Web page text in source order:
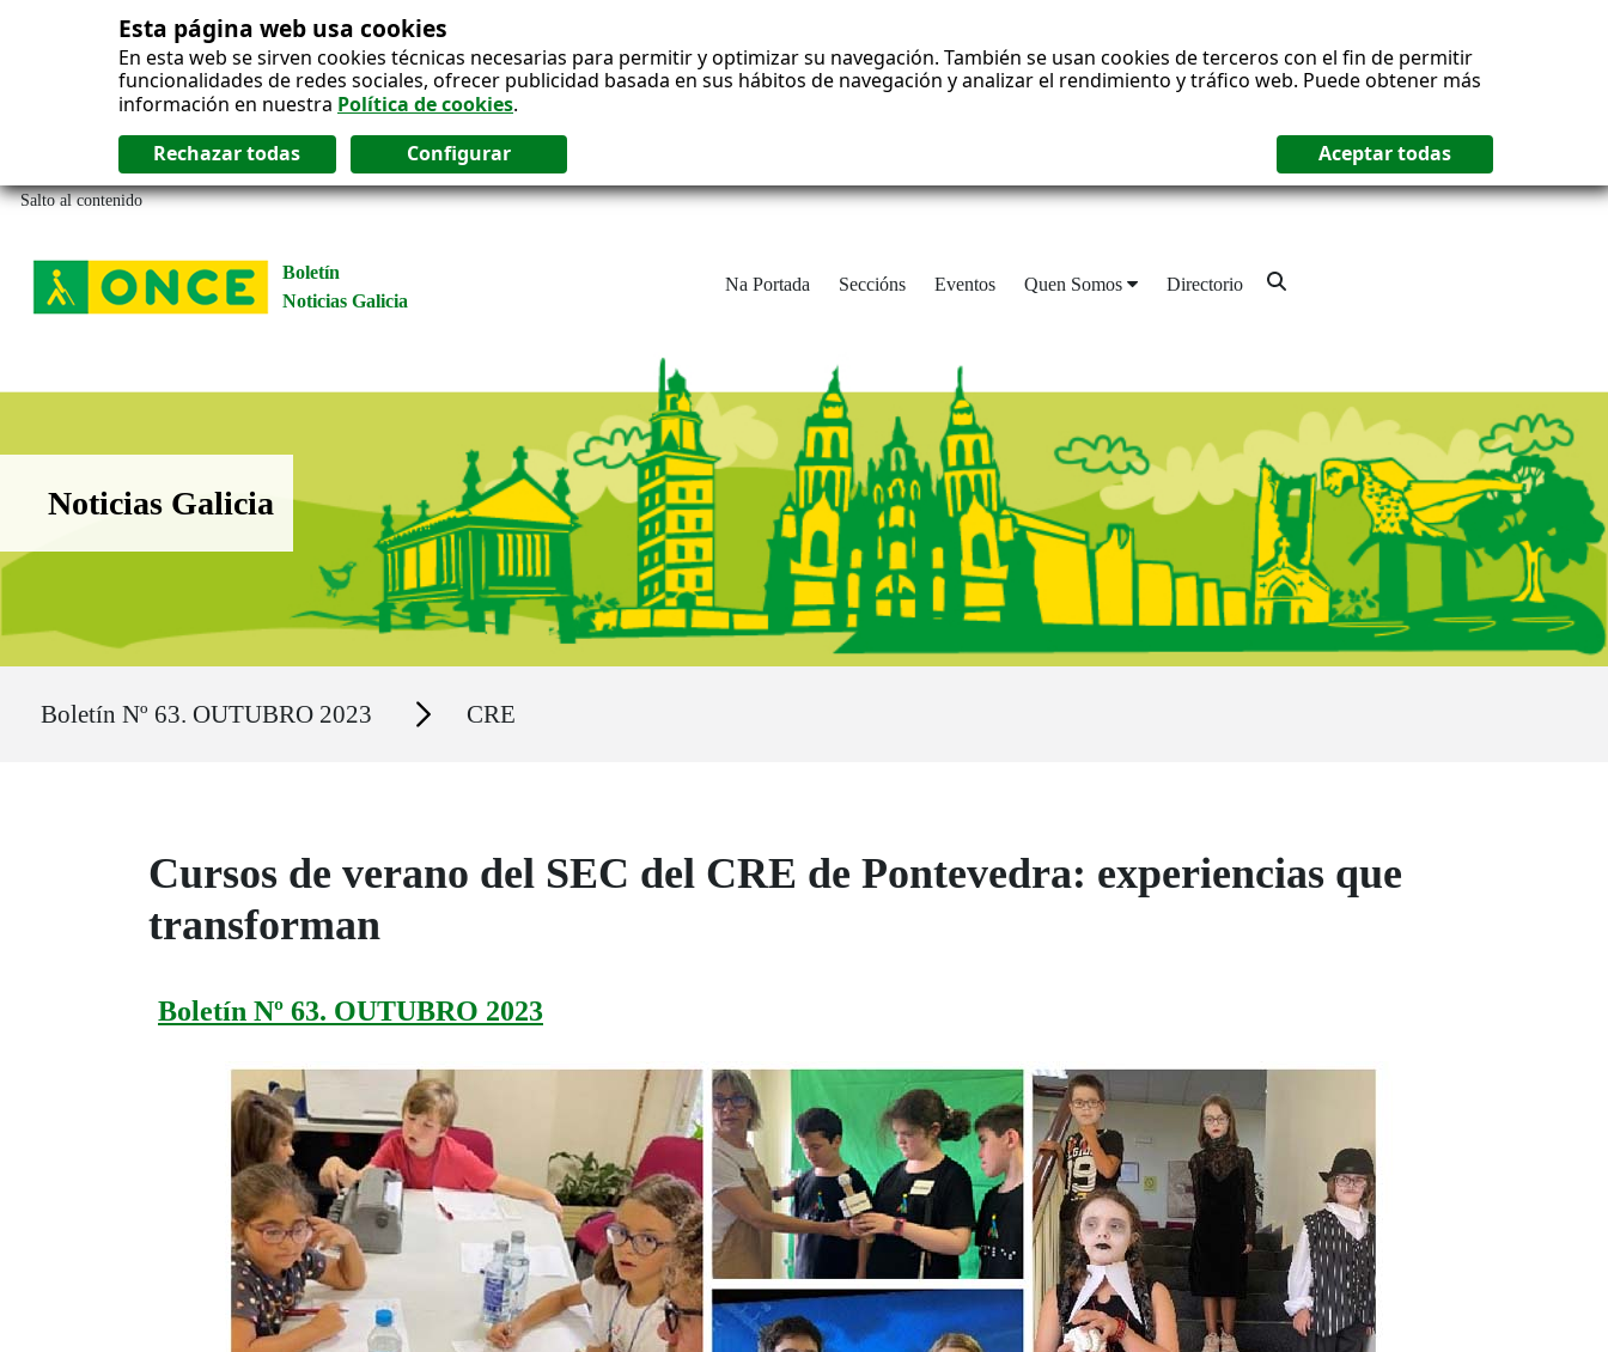
Esta página web usa cookies
En esta web se sirven cookies técnicas necesarias para permitir y optimizar su navegación. También se usan cookies de terceros con el fin de permitir
funcionalidades de redes sociales, ofrecer publicidad basada en sus hábitos de navegación y analizar el rendimiento y tráfico web. Puede obtener más
información en nuestra Política de cookies.
Salto al contenido
Boletín
Noticias Galicia
Na Portada Seccións Eventos Quen Somos Directorio
Boletín Noticias Galicia
Noticias Galicia
Boletín Nº 63. OUTUBRO 2023 Secciones CRE
Cursos de verano del SEC del CRE de Pontevedra: experiencias que
transforman
Boletín Nº 63. OUTUBRO 2023